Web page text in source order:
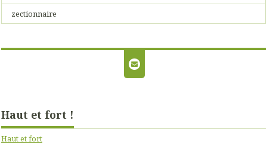
zectionnaire
Haut et fort !
Haut et fort